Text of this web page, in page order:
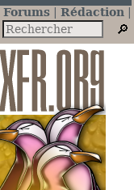
Forums
Rédaction